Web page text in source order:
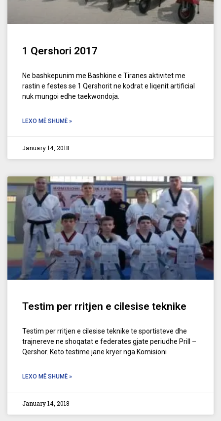
1 Qershori 2017
Ne bashkepunim me Bashkine e Tiranes aktivitet me
rastin e festes se 1 Qershorit ne kodrat e liqenit artificial
nuk mungoi edhe taekwondoja.
LEXO MË SHUMË »
January 14, 2018
Testim per rritjen e cilesise teknike
Testim per rritjen e cilesise teknike te sportisteve dhe
trajnereve ne shoqatat e federates gjate periudhe Prill –
Qershor. Keto testime jane kryer nga Komisioni
LEXO MË SHUMË »
January 14, 2018